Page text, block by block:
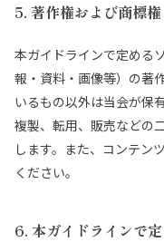
5. 著作権および商標権
本ガイドラインで定める
報・資料・画像等）の著
いるもの以外は当会が保
複製、転⽤、販売などの
します。また、コンテン
ください。
6. 本ガイドラインで